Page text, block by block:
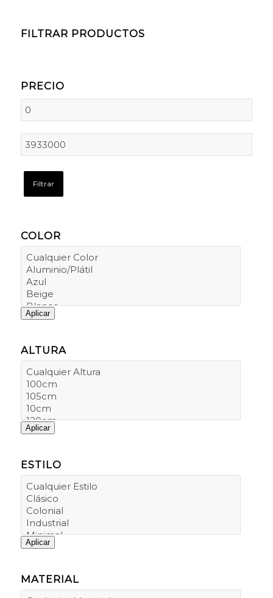
FILTRAR PRODUCTOS
PRECIO
Filtrar
COLOR
Aplicar
ALTURA
Aplicar
ESTILO
Aplicar
MATERIAL